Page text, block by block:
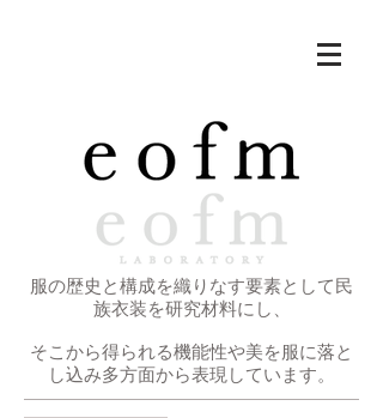
服の歴史と構成を織りなす要素として民
族衣装を研究材料にし、
そこから得られる機能性や美を服に落と
し込み多方面から表現しています。